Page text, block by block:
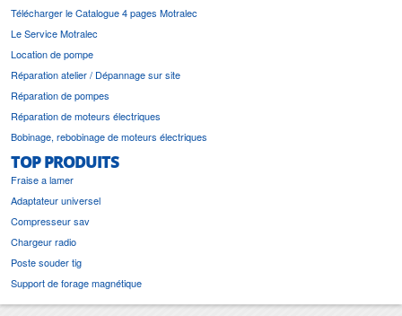
Télécharger le Catalogue 4 pages Motralec
Le Service Motralec
Location de pompe
Réparation atelier / Dépannage sur site
Réparation de pompes
Réparation de moteurs électriques
Bobinage, rebobinage de moteurs électriques
TOP PRODUITS
Fraise a lamer
Adaptateur universel
Compresseur sav
Chargeur radio
Poste souder tig
Support de forage magnétique